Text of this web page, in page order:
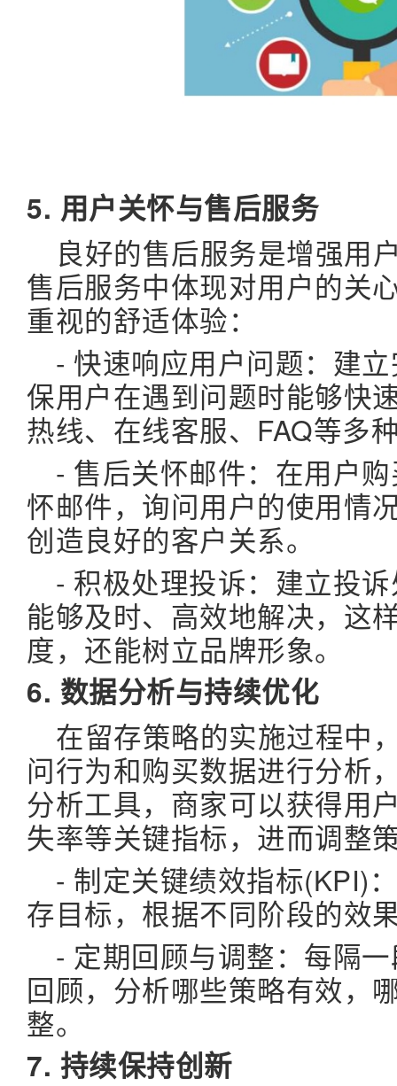
5. 用户关怀与售后服务
良好的售后服务是增强用
售后服务中体现对用户的关
重视的舒适体验：
- 快速响应用户问题：建
保用户在遇到问题时能够快
热线、在线客服、FAQ等多
- 售后关怀邮件：在用户
怀邮件，询问用户的使用情
创造良好的客户关系。
- 积极处理投诉：建立投
能够及时、高效地解决，这
度，还能树立品牌形象。
6. 数据分析与持续优化
在留存策略的实施过程中
问行为和购买数据进行分析
分析工具，商家可以获得用
失率等关键指标，进而调整
- 制定关键绩效指标(KPI)
存目标，根据不同阶段的效
- 定期回顾与调整：每隔
回顾，分析哪些策略有效，
整。
7. 持续保持创新